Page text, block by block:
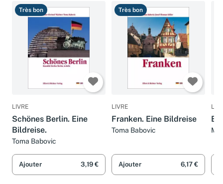
Très bon
LIVRE
Schönes Berlin. Eine
Bildreise.
Toma Babovic
Ajouter 3,19 €
Très bon
LIVRE
Franken. Eine Bildreise
Toma Babovic
Ajouter 6,17 €